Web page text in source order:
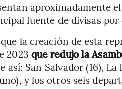
aproximadamente
fuente de divisas
la creación de esta
2023 que redujo la
San Salvador (16),
y los otros seis